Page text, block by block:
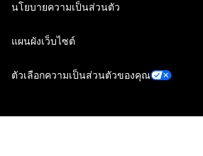
นโยบายความเป็นส่วนตัว
แผนผังเว็บไซต์
ตัวเลือกความเป็นส่วนตัวของคุณ